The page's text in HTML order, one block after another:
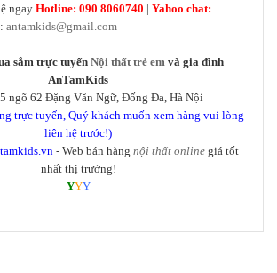
ngay Hotline: 090 8060740 | Yahoo chat:
antamkids@gmail.com
sắm trực tuyến Nội thất trẻ em và gia đình
AnTamKids
ngõ 62 Đặng Văn Ngữ, Đống Đa, Hà Nội
trực tuyến, Quý khách muốn xem hàng vui lòng
liên hệ trước!)
- Web bán hàng nội thất onlinegiá tốt
nhất thị trường!
YYY